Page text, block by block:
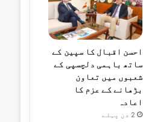
احسن اقبال کا سپین کے
ساتھ باہمی دلچسپی کے
شعبوں میں تعاون
بڑھانے کے عزم کا
اعادہ
2 دن پہلے